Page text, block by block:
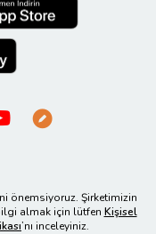
önemsiyoruz. Şirketimizin
almak için lütfen Kişisel
’nı inceleyiniz.